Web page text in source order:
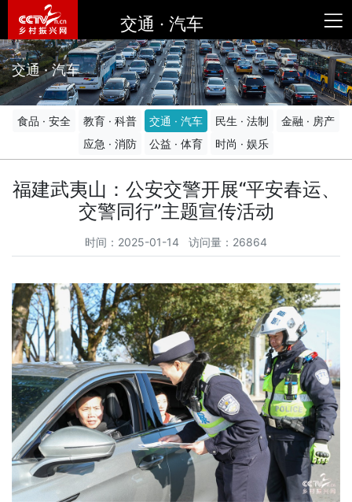
交通 · 汽车
交通 · 汽车
食品 · 安全 教育 · 科普 交通 · 汽车 民生 · 法制
金融 · 房产
应急 · 消防
公益 · 体育 时尚 · 娱乐
福建武夷山：公安交警开展“平安春运、
交警同行”主题宣传活动
时间：2025-01-14 访问量：26864